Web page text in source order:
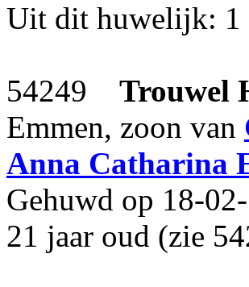
Uit dit huwelijk: 1
54249 Trouwel
Emmen, zoon van
Anna Catharina
Gehuwd op 18-
21 jaar oud (zie